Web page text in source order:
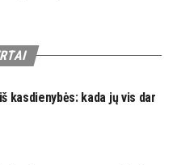
kasdienybės: kada jų vis dar